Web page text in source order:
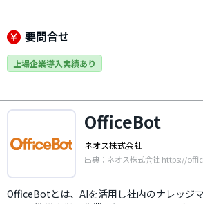
加えて、有人1to1チャットによる深いコミ
産・ECをはじめとする各種業界に精通し
らクリエイティブ制作まで伴走し、成果にコ
要問合せ
上場企業導入実績あり
OfficeBot
ネオス株式会社
出典：ネオス株式会社 https://
OfficeBotとは、AIを活用し社内のナレッジ